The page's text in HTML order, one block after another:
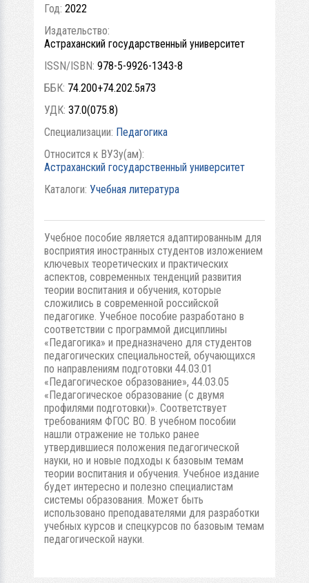
Год: 2022
Издательство:
Астраханский государственный университет
ISSN/ISBN: 978-5-9926-1343-8
ББК: 74.200+74.202.5я73
УДК: 37.0(075.8)
Специализации: Педагогика
Относится к ВУЗу(ам):
Астраханский государственный университет
Каталоги: Учебная литература
Учебное пособие является адаптированным для
восприятия иностранных студентов изложением
ключевых теоретических и практических
аспектов, современных тенденций развития
теории воспитания и обучения, которые
сложились в современной российской
педагогике. Учебное пособие разработано в
соответствии с программой дисциплины
«Педагогика» и предназначено для студентов
педагогических специальностей, обучающихся
по направлениям подготовки 44.03.01
«Педагогическое образование», 44.03.05
«Педагогическое образование (с двумя
профилями подготовки)». Соответствует
требованиям ФГОС ВО. В учебном пособии
нашли отражение не только ранее
утвердившиеся положения педагогической
науки, но и новые подходы к базовым темам
теории воспитания и обучения. Учебное издание
будет интересно и полезно специалистам
системы образования. Может быть
использовано преподавателями для разработки
учебных курсов и спецкурсов по базовым темам
педагогической науки.